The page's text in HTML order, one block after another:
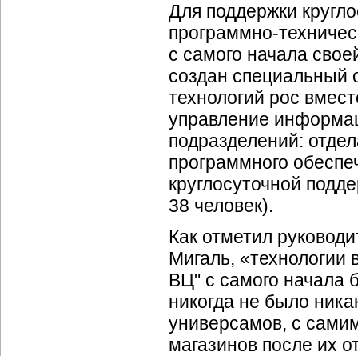
Для поддержки
программно-
с самого начала
создан
технологий рос
управление
подразделений:
программного
круглосуточной
38 человек).
Как отметил
Мигаль,
ВЦ" с самого начала
никогда не было
универсамов, с
магазинов после их